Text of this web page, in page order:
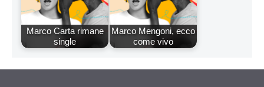
Marco Carta rimane
single
Marco Mengoni, ecco
come vivo